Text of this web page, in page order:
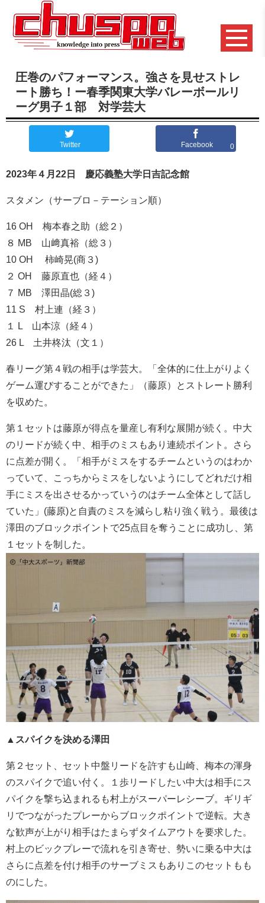
圧巻のパフォーマンス。強さを見せストレ
ート勝ち！ー春季関東大学バレーボールリ
ーグ男子１部 対学芸大
Twitter Facebook 0
2023年４月22日 慶応義塾大学日吉記念館
スタメン（サーブロ－テーション順）
16 OH 梅本春之助（総２）
８ MB 山﨑真裕（総３）
10 OH 柿崎晃(商３)
２ OH 藤原直也（経４）
７ MB 澤田晶(総３)
11 S 村上連（経３）
１ L 山本涼（経４）
26 L 土井柊汰（文１）
春リーグ第４戦の相手は学芸大。「全体的に仕上がりよく
ゲーム運びすることができた」（藤原）とストレート勝利
を収めた。
第１セットは藤原が得点を量産し有利な展開が続く。中大
のリードが続く中、相手のミスもあり連続ポイント。さら
に点差が開く。「相手がミスをするチームというのはわか
っていて、こっちからミスをしないようにしてどれだけ相
手にミスを出させるかっていうのはチーム全体として話し
ていた」(藤原)と自責のミスを減らし粘り強く戦う。最後は
澤田のブロックポイントで25点目を奪うことに成功し、第
１セットを制した。
▲スパイクを決める澤田
第２セット、セット中盤リードを許すも山崎、梅本の渾身
のスパイクで追い付く。１歩リードしたい中大は相手にス
パイクを撃ち込まれるも村上がスーパーレシーブ。ギリギ
リでつながったプレーからブロックポイントで逆転。大き
な歓声が上がり相手はたまらずタイムアウトを要求した。
村上のビックプレーで流れを引き寄せ、勢いに乗る中大は
さらに点差を付け相手のサーブミスもありこのセットもも
のにした。